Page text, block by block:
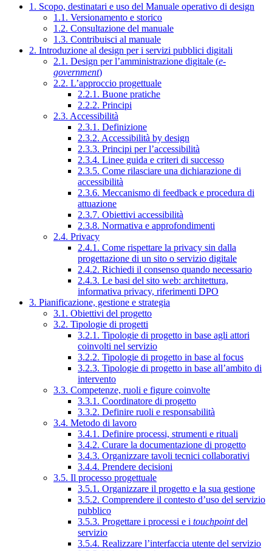
1. Scopo, destinatari e uso del Manuale operativo di design
1.1. Versionamento e storico
1.2. Consultazione del manuale
1.3. Contribuisci al manuale
2. Introduzione al design per i servizi pubblici digitali
2.1. Design per l’amministrazione digitale (e-
government)
2.2. L’approccio progettuale
2.2.1. Buone pratiche
2.2.2. Principi
2.3. Accessibilità
2.3.1. Definizione
2.3.2. Accessibilità by design
2.3.3. Principi per l’accessibilità
2.3.4. Linee guida e criteri di successo
2.3.5. Come rilasciare una dichiarazione di
accessibilità
2.3.6. Meccanismo di feedback e procedura di
attuazione
2.3.7. Obiettivi accessibilità
2.3.8. Normativa e approfondimenti
2.4. Privacy
2.4.1. Come rispettare la privacy sin dalla
progettazione di un sito o servizio digitale
2.4.2. Richiedi il consenso quando necessario
2.4.3. Le basi del sito web: architettura,
informativa privacy, riferimenti DPO
3. Pianificazione, gestione e strategia
3.1. Obiettivi del progetto
3.2. Tipologie di progetti
3.2.1. Tipologie di progetto in base agli attori
coinvolti nel servizio
3.2.2. Tipologie di progetto in base al focus
3.2.3. Tipologie di progetto in base all’ambito di
intervento
3.3. Competenze, ruoli e figure coinvolte
3.3.1. Coordinatore di progetto
3.3.2. Definire ruoli e responsabilità
3.4. Metodo di lavoro
3.4.1. Definire processi, strumenti e rituali
3.4.2. Curare la documentazione di progetto
3.4.3. Organizzare tavoli tecnici collaborativi
3.4.4. Prendere decisioni
3.5. Il processo progettuale
3.5.1. Organizzare il progetto e la sua gestione
3.5.2. Comprendere il contesto d’uso del servizio
pubblico
3.5.3. Progettare i processi e i touchpointdel
servizio
3.5.4. Realizzare l’interfaccia utente del servizio